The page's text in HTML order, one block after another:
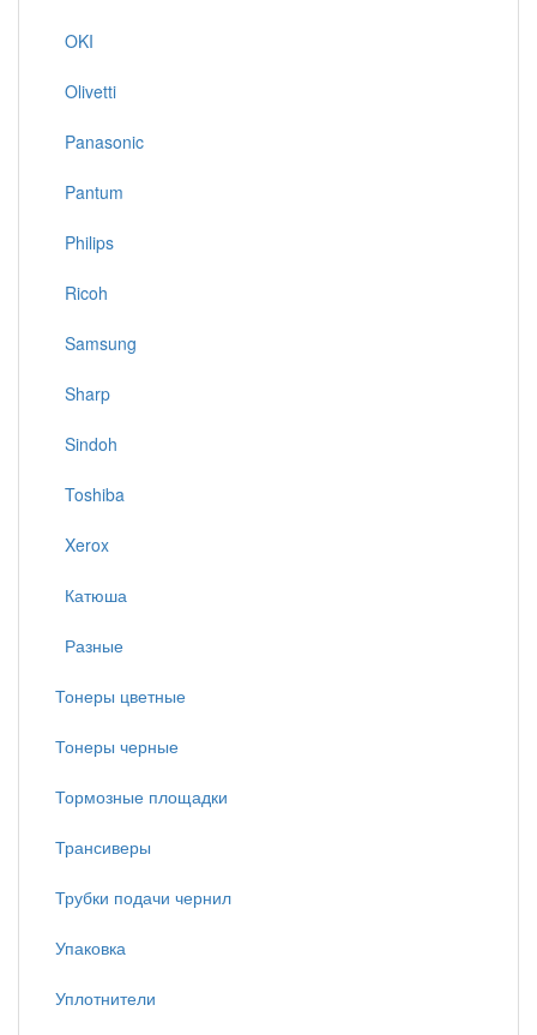
OKI
Olivetti
Panasonic
Pantum
Philips
Ricoh
Samsung
Sharp
Sindoh
Toshiba
Xerox
Катюша
Разные
Тонеры цветные
Тонеры черные
Тормозные площадки
Трансиверы
Трубки подачи чернил
Упаковка
Уплотнители